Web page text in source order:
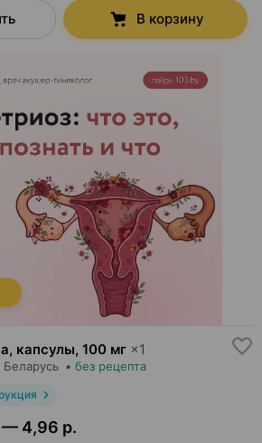
В корзину
капсулы, 100 мг ×1
, Беларусь • без рецепта
— 4,96 р.